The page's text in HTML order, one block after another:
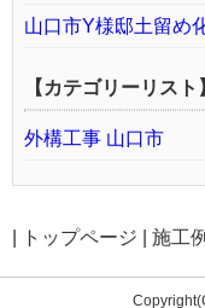
山口市Y様邸土留め
【カテゴリーリスト
外構工事 山口市
トップページ 施工例